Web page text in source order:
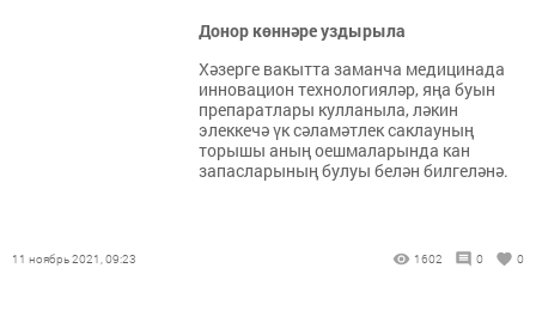
Донор көннәре уздырыла
Хәзерге вакытта заманча медицинада
инновацион технологияләр, яңа буын
препаратлары кулланыла, ләкин
элеккечә үк сәламәтлек саклауның
торышы аның оешмаларында кан
запасларының булуы белән билгеләнә.
11 ноябрь 2021, 09:23 1602 0 0